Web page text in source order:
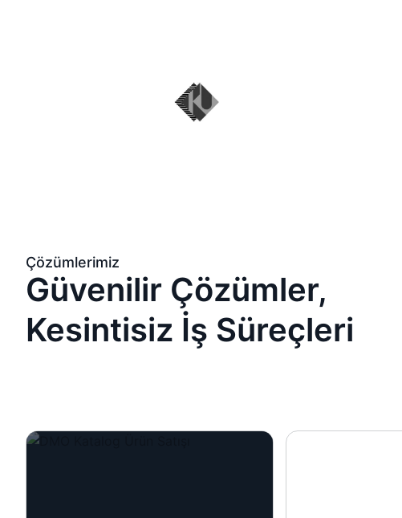
Çözümlerimiz
Güvenilir Çözümler,
Kesintisiz İş Süreçleri